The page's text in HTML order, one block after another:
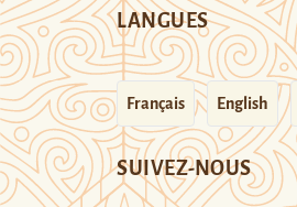
LANGUES
Français English
SUIVEZ-NOUS